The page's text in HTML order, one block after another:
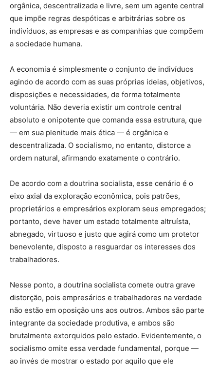
orgânica, descentralizada e livre, sem um agente central
que impõe regras despóticas e arbitrárias sobre os
indivíduos, as empresas e as companhias que compõem
a sociedade humana.
A economia é simplesmente o conjunto de indivíduos
agindo de acordo com as suas próprias ideias, objetivos,
disposições e necessidades, de forma totalmente
voluntária. Não deveria existir um controle central
absoluto e onipotente que comanda essa estrutura, que
— em sua plenitude mais ética — é orgânica e
descentralizada. O socialismo, no entanto, distorce a
ordem natural, afirmando exatamente o contrário.
De acordo com a doutrina socialista, esse cenário é o
eixo axial da exploração econômica, pois patrões,
proprietários e empresários exploram seus empregados;
portanto, deve haver um estado totalmente altruísta,
abnegado, virtuoso e justo que agirá como um protetor
benevolente, disposto a resguardar os interesses dos
trabalhadores.
Nesse ponto, a doutrina socialista comete outra grave
distorção, pois empresários e trabalhadores na verdade
não estão em oposição uns aos outros. Ambos são parte
integrante da sociedade produtiva, e ambos são
brutalmente extorquidos pelo estado. Evidentemente, o
socialismo omite essa verdade fundamental, porque —
ao invés de mostrar o estado por aquilo que ele